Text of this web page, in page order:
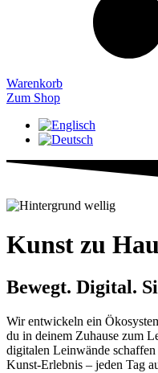
Warenkorb
Zum Shop
Kunst zu
Bewegt. Digital.
Wir entwickeln ein
du in deinem Zuhause zum
digitalen Leinwände
Kunst-Erlebnis – jeden Tag